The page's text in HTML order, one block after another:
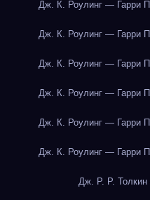
Дж. К. Роулинг — Гарри
Дж. К. Роулинг — Гарри
Дж. К. Роулинг — Гарри
Дж. К. Роулинг — Гарри
Дж. К. Роулинг — Гарри
Дж. К. Роулинг — Гарри
Дж. Р. Р.